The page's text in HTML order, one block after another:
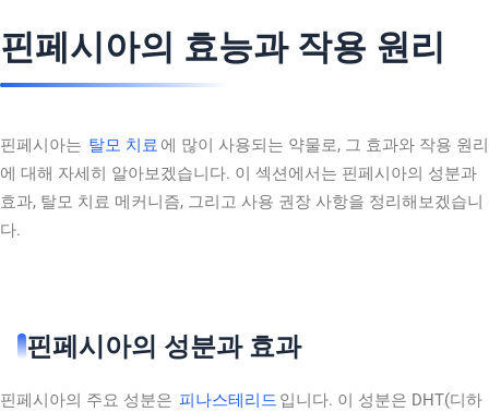
핀페시아의 효능과 작용 원리
핀페시아는 탈모 치료 에 많이 사용되는 약물로, 그 효과와 작용 원리
에 대해 자세히 알아보겠습니다. 이 섹션에서는 핀페시아의 성분과
효과, 탈모 치료 메커니즘, 그리고 사용 권장 사항을 정리해보겠습니
다.
핀페시아의 성분과 효과
핀페시아의 주요 성분은 피나스테리드 입니다. 이 성분은 DHT(디하